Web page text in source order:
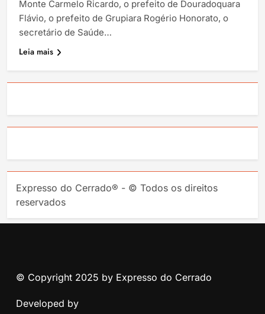
Monte Carmelo Ricardo, o prefeito de Douradoquara
Flávio, o prefeito de Grupiara Rogério Honorato, o
secretário de Saúde…
Leia mais
Expresso do Cerrado® - © Todos os direitos
reservados
© Copyright 2025 by Expresso do Cerrado
Developed by